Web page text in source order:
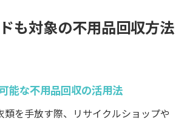
も対象の不用品回収方法
能な不用品回収の活用法
類を手放す際、リサイクルショップや